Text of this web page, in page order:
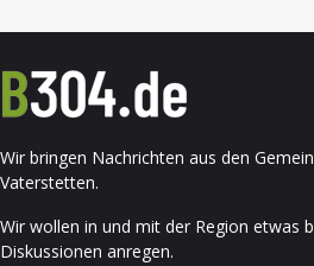
Wir bringen Nachrichten aus den
Vaterstetten.
Wir wollen in und mit der Region etwas
Diskussionen anregen.